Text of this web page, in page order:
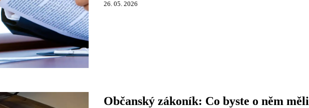
26. 05. 2026
Občanský zákoník: Co byste o něm měli